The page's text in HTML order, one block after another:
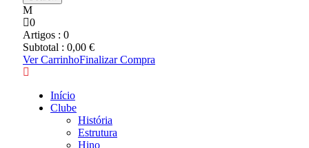
0
Artigos : 0
Subtotal : 0,00 €
Ver CarrinhoFinalizar Compra
Início
Clube
História
Estrutura
Hino